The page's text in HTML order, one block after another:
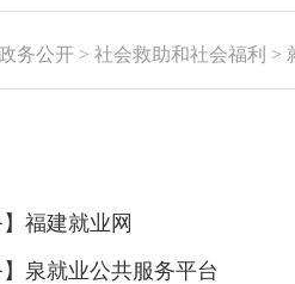
务公开 > 社会救助和社会福利 >
】福建就业网
】泉就业公共服务平台